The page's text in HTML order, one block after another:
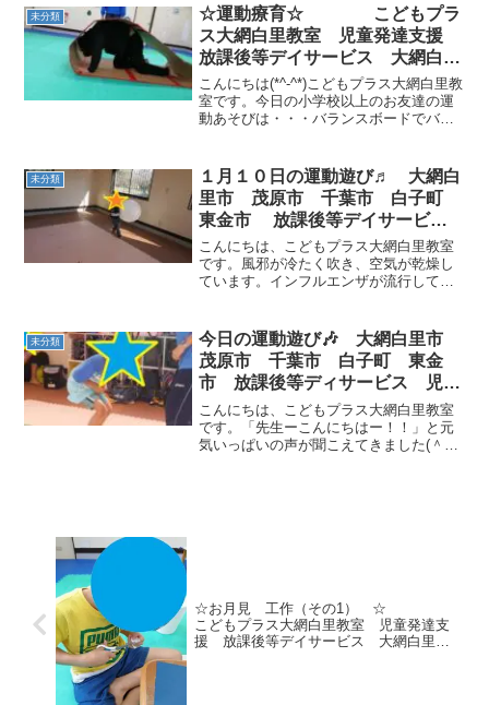
な飾りを選んで...
未分類
☆運動療育☆ こどもプラ
ス大網白里教室 児童発達支援
放課後等デイサービス 大網白里
市 千葉市 茂原市 教室見学・
体験
こんにちは(*^-^*)こどもプラス大網白里教
室です。今日の小学校以上のお友達の運
動あそびは・・・バランスボードでバラ
場所で指定された球を拾います。ミニハ
ードルをカンガ...
未分類
１月１０日の運動遊び♬ 大網白
里市 茂原市 千葉市 白子町
東金市 放課後等デイサービ
ス 児童発達支援
こんにちは、こどもプラス大網白里教室
です。風邪が冷たく吹き、空気が乾燥し
ています。インフルエンザが流行してい
先生と一緒に思いっきり遊びました(*^^*)
静の時間では...
未分類
今日の運動遊び🎶 大網白里市
茂原市 千葉市 白子町 東金
市 放課後等ディサービス 児童
発達支援
こんにちは、こどもプラス大網白里教室
です。「先生ーこんにちはー！！」と元
気いっぱいの声が聞こえてきました(＾◇
☆お月見 工作（その1） ☆
こどもプラス大網白里教室 児童発達支
援 放課後等デイサービス 大網白里